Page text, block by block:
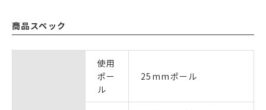
商品スペック
使用
ポー
ル
25mmポール